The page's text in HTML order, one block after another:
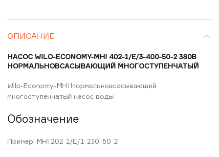
ОПИСАНИЕ
НАСОС WILO-ECONOMY-MHI 402-1/E/3-400-50-2 380В
НОРМАЛЬНОВСАСЫВАЮЩИЙ МНОГОСТУПЕНЧАТЫЙ
Wilo-Economy-MHI Нормальновсасывающий
многоступенчатый насос воды
Обозначение
Пример: MHI 202-1/E/1-230-50-2